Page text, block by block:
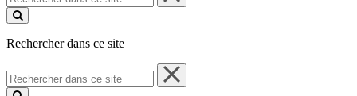
dans
ce
Rechercher dans ce site
Rechercher
dans